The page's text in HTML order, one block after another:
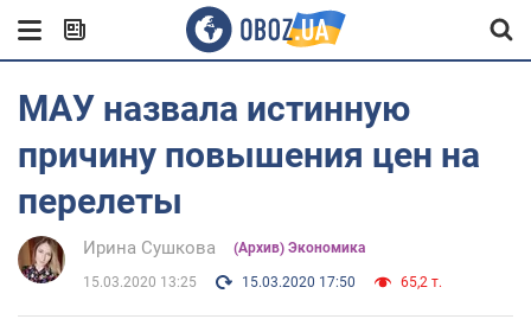
МАУ назвала истинную
причину повышения цен на
перелеты
Ирина Сушкова (Архив) Экономика
15.03.2020 13:25 15.03.2020 17:50 65,2 т.